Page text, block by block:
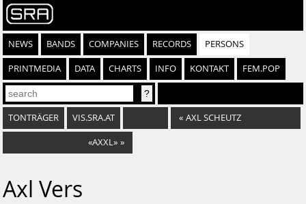
NEWS BANDS COMPANIES RECORDS PERSONS
PRINTMEDIA DATA CHARTS INFO KONTAKT FEM.POP
TONTRÄGER VIS.SRA.AT « AXL SCHEUTZ
«AXXL» »
Axl Vers